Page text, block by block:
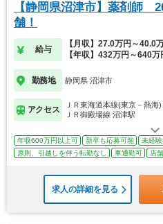
【静岡県沼津市】薬剤師
舗！
給与
【月収】27.0万円～40.0
【年収】432万円～640万
勤務地 静岡県 沼津市
アクセス
ＪＲ東海道本線(東京－熱海
ＪＲ御殿場線 沼津駅
年収600万円以上可 新卒も応募可能
未経
原則、引越しを伴う転勤なし
車通勤可 店
求人の詳細を見る